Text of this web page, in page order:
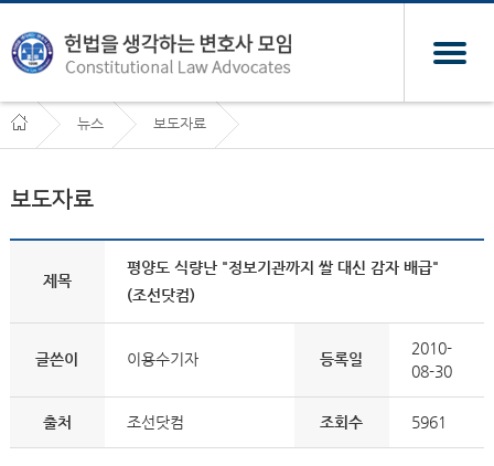
뉴스 보도자료
보도자료
제목
평양도 식량난 "정보기관까지 쌀 대신 감자 배급"
(조선닷컴)
글쓴이 이용수기자 등록일
2010-
08-30
출처 조선닷컴 조회수 5961